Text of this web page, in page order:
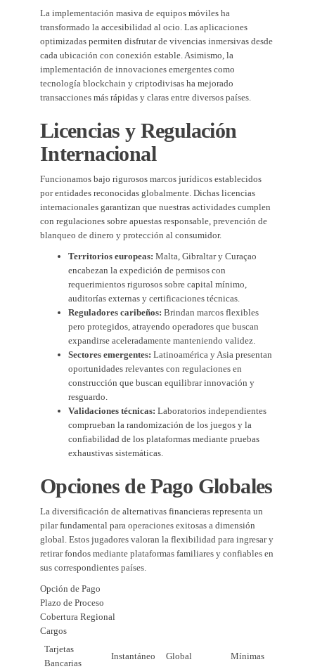
La implementación masiva de equipos móviles ha
transformado la accesibilidad al ocio. Las aplicaciones
optimizadas permiten disfrutar de vivencias inmersivas desde
cada ubicación con conexión estable. Asimismo, la
implementación de innovaciones emergentes como
tecnología blockchain y criptodivisas ha mejorado
transacciones más rápidas y claras entre diversos países.
Licencias y Regulación
Internacional
Funcionamos bajo rigurosos marcos jurídicos establecidos
por entidades reconocidas globalmente. Dichas licencias
internacionales garantizan que nuestras actividades cumplen
con regulaciones sobre apuestas responsable, prevención de
blanqueo de dinero y protección al consumidor.
Territorios europeas: Malta, Gibraltar y Curaçao
encabezan la expedición de permisos con
requerimientos rigurosos sobre capital mínimo,
auditorías externas y certificaciones técnicas.
Reguladores caribeños: Brindan marcos flexibles
pero protegidos, atrayendo operadores que buscan
expandirse aceleradamente manteniendo validez.
Sectores emergentes: Latinoamérica y Asia presentan
oportunidades relevantes con regulaciones en
construcción que buscan equilibrar innovación y
resguardo.
Validaciones técnicas: Laboratorios independientes
comprueban la randomización de los juegos y la
confiabilidad de los plataformas mediante pruebas
exhaustivas sistemáticas.
Opciones de Pago Globales
La diversificación de alternativas financieras representa un
pilar fundamental para operaciones exitosas a dimensión
global. Estos jugadores valoran la flexibilidad para ingresar y
retirar fondos mediante plataformas familiares y confiables en
sus correspondientes países.
Opción de Pago
Plazo de Proceso
Cobertura Regional
Cargos
Tarjetas
Bancarias
Instantáneo Global Mínimas